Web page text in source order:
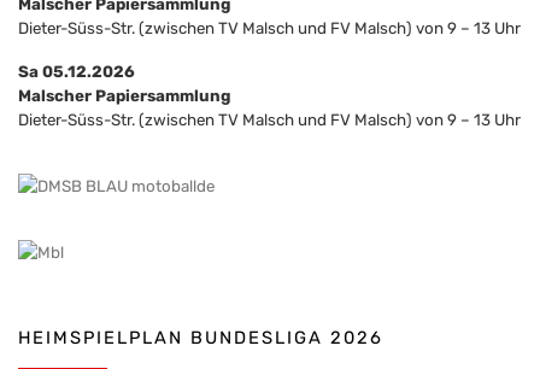
Dieter-Süss-Str. (zwischen TV Malsch und FV Malsch) von 9 – 13 Uhr
Sa 05.12.2026
Malscher Papiersammlung
Dieter-Süss-Str. (zwischen TV Malsch und FV Malsch) von 9 – 13 Uhr
HEIMSPIELPLAN BUNDESLIGA 2026